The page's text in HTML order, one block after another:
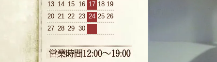
13 14 15 16 17 18 19
20 21 22 23 24 25 26
27 28 29 30